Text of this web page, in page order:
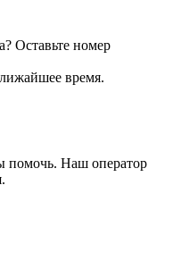
Оставьте номер
время.
помочь. Наш оператор